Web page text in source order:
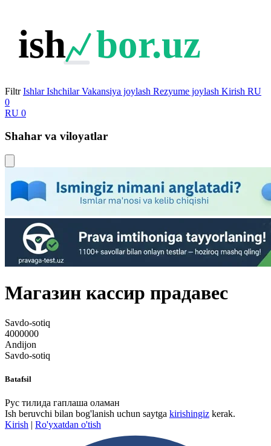
ish bor.uz
Filtr Ishlar Ishchilar Vakansiya joylash Rezyume joylash Kirish RU
0
RU 0
Shahar va viloyatlar
Магазин кассир прадавес
Savdo-sotiq
4000000
Andijon
Savdo-sotiq
Batafsil
Рус тилида гаплаша оламан
Ish beruvchi bilan bog'lanish uchun saytga kirishingiz kerak.
Kirish | Ro'yxatdan o'tish